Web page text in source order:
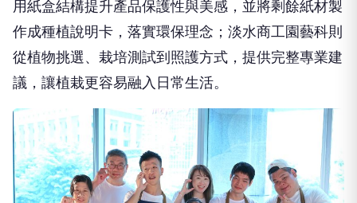
用紙盒結構提升產品保護性與美感，並將剩餘紙材製
作成種植說明卡，落實環保理念；淡水商工園藝科則
從植物挑選、栽培測試到照護方式，提供完整專業建
議，讓植栽更容易融入日常生活。